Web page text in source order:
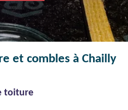
et combles à Chailly
toiture